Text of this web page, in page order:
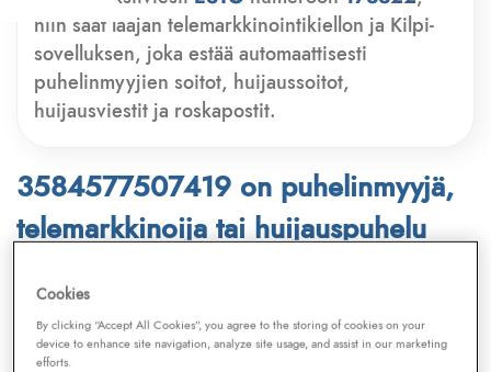
niin saat laajan telemarkkinointikiellon ja Kilpi-
sovelluksen, joka estää automaattisesti
puhelinmyyjien soitot, huijaussoitot,
huijausviestit ja roskapostit.
3584577507419 on puhelinmyyjä,
telemarkkinoija tai huijauspuhelu
Puhelinnumero
Telemarkkinointiliiton jaKilpi-sovelluksen
tietokannasta, joka kattaa satoja tuhansia
Cookies
By clicking “Accept All Cookies”, you agree to the storing of cookies on your
device to enhance site navigation, analyze site usage, and assist in our marketing
efforts.